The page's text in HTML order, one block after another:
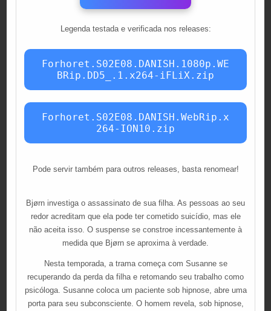
Legenda testada e verificada nos releases:
Forhoret.S02E08.DANISH.1080p.WE
BRip.DD5_.1.x264-iFLiX.zip
Forhoret.S02E08.DANISH.WebRip.x
264-ION10.zip
Pode servir também para outros releases, basta renomear!
Bjørn investiga o assassinato de sua filha. As pessoas ao seu
redor acreditam que ela pode ter cometido suicídio, mas ele
não aceita isso. O suspense se constroe incessantemente à
medida que Bjørn se aproxima à verdade.
Nesta temporada, a trama começa com Susanne se
recuperando da perda da filha e retomando seu trabalho como
psicóloga. Susanne coloca um paciente sob hipnose, abre uma
porta para seu subconsciente. O homem revela, sob hipnose,